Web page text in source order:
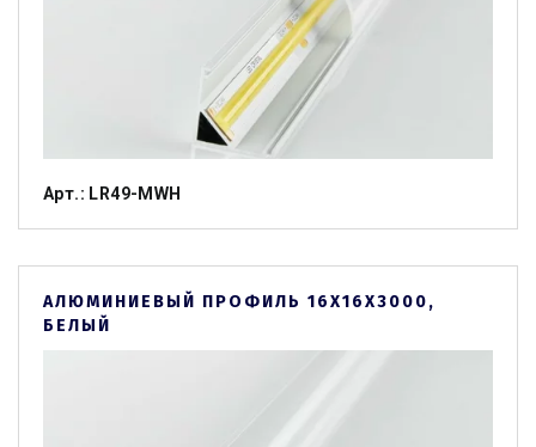
Арт.: LR49-MWH
АЛЮМИНИЕВЫЙ ПРОФИЛЬ 16Х16Х3000,
БЕЛЫЙ